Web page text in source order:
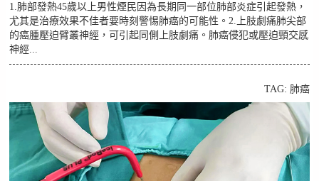
1.肺部發熱45歲以上男性煙民因為長期同一部位肺部炎症引起發熱，
尤其是治療效果不佳者要時刻警惕肺癌的可能性。2.上肢劇痛肺尖部
的癌腫壓迫臂叢神經，可引起同側上肢劇痛。肺癌侵犯或壓迫頸交感
神經...
TAG: 肺癌